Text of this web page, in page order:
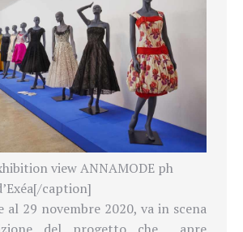
view ANNAMODE ph
caption]
al 29 novembre 2020, va in scena